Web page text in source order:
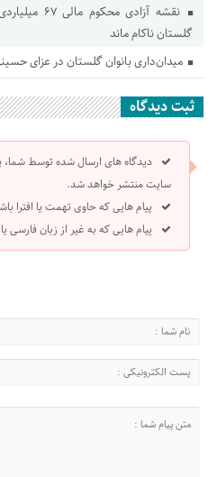
نقشه
گلستان ناکام ماند
میدان‌داری بانوان گلستان در عزای
ثبت دیدگاه
دیدگاه های ارسال شده توسط
سایت منتشر خواهد شد.
پیام هایی که حاوی تهمت یا افترا
پیام هایی که به غیر از زبان